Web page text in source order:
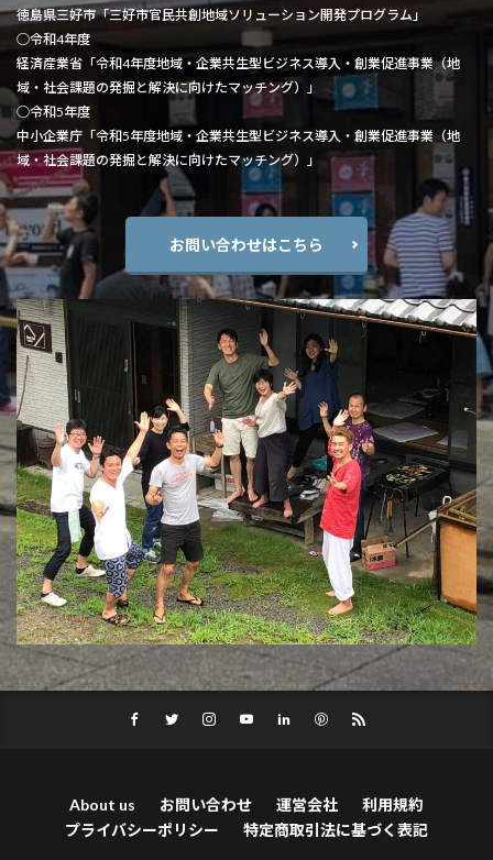
徳島県三好市「三好市官民共創地域ソリューション開発プログラム」
○令和4年度
経済産業省「令和4年度地域・企業共生型ビジネス導入・創業促進事業（地
域・社会課題の発掘と解決に向けたマッチング）」
○令和5年度
中小企業庁「令和5年度地域・企業共生型ビジネス導入・創業促進事業（地
域・社会課題の発掘と解決に向けたマッチング）」
お問い合わせはこちら
About us お問い合わせ 運営会社
利用規約
プライバシーポリシー
特定商取引法に基づく表記